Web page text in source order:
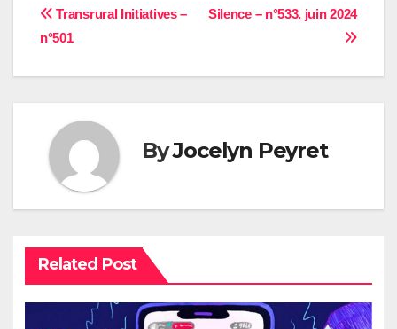
Navigation
Silence – n°533, juin 2024
Transrural Initiatives –
n°501
ByJocelyn Peyret
Related Post